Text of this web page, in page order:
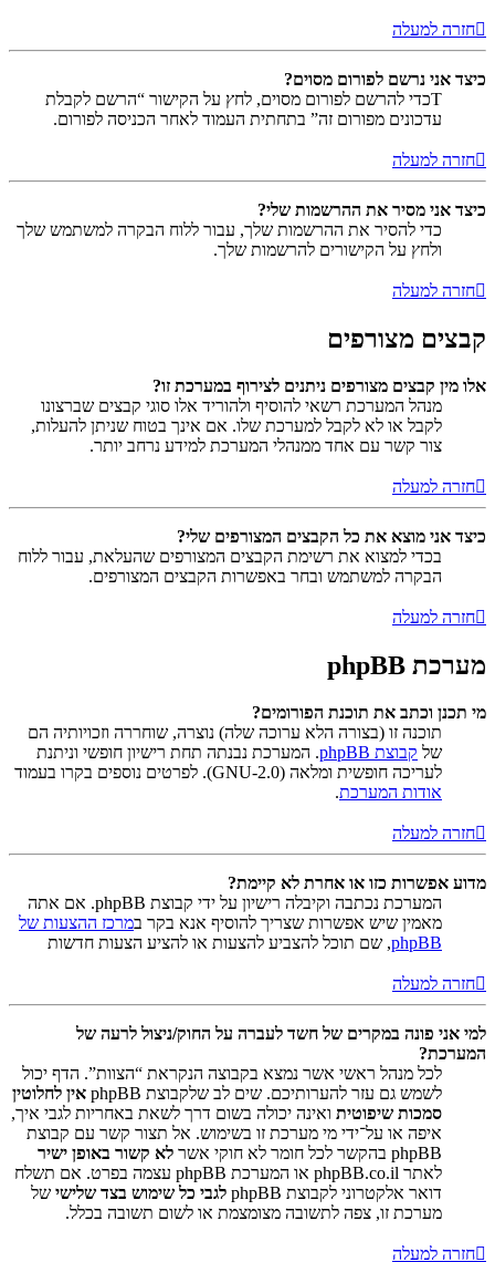
חזרה למעלה
כיצד אני נרשם לפורום מסוים?
Tכדי להרשם לפורום מסוים, לחץ על הקישור “הרשם לקבלת
עדכונים מפורום זה” בתחתית העמוד לאחר הכניסה לפורום.
חזרה למעלה
כיצד אני מסיר את ההרשמות שלי?
כדי להסיר את ההרשמות שלך, עבור ללוח הבקרה למשתמש שלך
ולחץ על הקישורים להרשמות שלך.
חזרה למעלה
קבצים מצורפים
אלו מין קבצים מצורפים ניתנים לצירוף במערכת זו?
מנהל המערכת רשאי להוסיף ולהוריד אלו סוגי קבצים שברצונו
לקבל או לא לקבל למערכת שלו. אם אינך בטוח שניתן להעלות,
צור קשר עם אחד ממנהלי המערכת למידע נרחב יותר.
חזרה למעלה
כיצד אני מוצא את כל הקבצים המצורפים שלי?
בכדי למצוא את רשימת הקבצים המצורפים שהעלאת, עבור ללוח
הבקרה למשתמש ובחר באפשרות הקבצים המצורפים.
חזרה למעלה
מערכת phpBB
מי תכנן וכתב את תוכנת הפורומים?
תוכנה זו (בצורה הלא ערוכה שלה) נוצרה, שוחררה וזכויותיה הם
של קבוצת phpBB
. המערכת נבנתה תחת רישיון חופשי וניתנת
לעריכה חופשית ומלאה (GNU-2.0). לפרטים נוספים בקרו בעמוד
אודות המערכת.
חזרה למעלה
מדוע אפשרות כזו או אחרת לא קיימת?
המערכת נכתבה וקיבלה רישיון על ידי קבוצת phpBB. אם אתה
מאמין שיש אפשרות שצריך להוסיף אנא בקר במרכז ההצעות של
phpBB, שם תוכל להצביע להצעות או להציע הצעות חדשות
חזרה למעלה
למי אני פונה במקרים של חשד לעברה על החוק/ניצול לרעה של
המערכת?
לכל מנהל ראשי אשר נמצא בקבוצה הנקראת “הצוות”. הדף יכול
לשמש גם עזר להערותיכם. שים לב שלקבוצת phpBB
אין לחלוטין
סמכות שיפוטית ואינה יכולה בשום דרך לשאת באחריות לגבי איך,
איפה או על־ידי מי מערכת זו בשימוש. אל תצור קשר עם קבוצת
phpBB בהקשר לכל חומר לא חוקי אשר
לא קשור באופן ישיר
לאתר phpBB.co.il או המערכת phpBB עצמה בפרט. אם תשלח
דואר אלקטרוני לקבוצת phpBB
לגבי כל שימוש בצד שלישי של
מערכת זו, צפה לתשובה מצומצמת או לשום תשובה בכלל.
חזרה למעלה